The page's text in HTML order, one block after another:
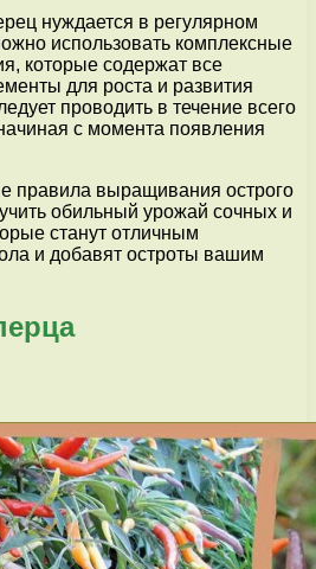
нуждается в регулярном
использовать комплексные
которые содержат все
для роста и развития
проводить в течение всего
с момента появления
правила выращивания острого
обильный урожай сочных и
станут отличным
и добавят остроты вашим